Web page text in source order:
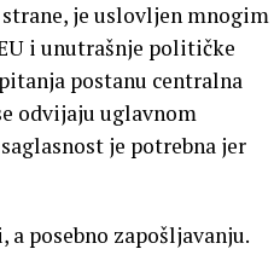
je uslovljen mnogim
i unutrašnje političke
postanu centralna
odvijaju uglavnom
je potrebna jer
posebno zapošljavanju.